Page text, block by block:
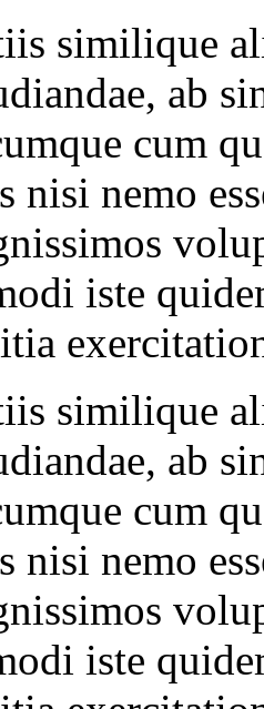
similique
ab
cum
nisi nemo
iste
similique
ab
cum
nisi nemo
iste